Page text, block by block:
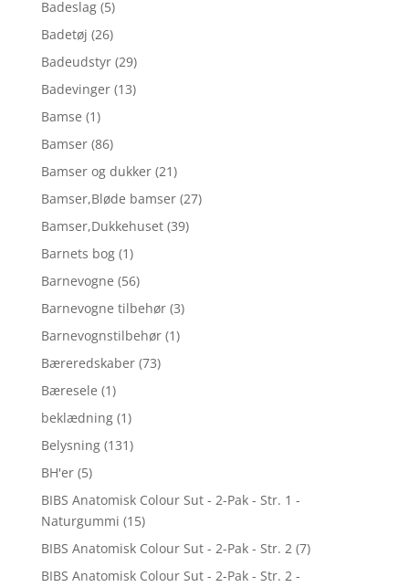
Badeslag (5)
Badetøj (26)
Badeudstyr (29)
Badevinger (13)
Bamse (1)
Bamser (86)
Bamser og dukker (21)
Bamser,Bløde bamser (27)
Bamser,Dukkehuset (39)
Barnets bog (1)
Barnevogne (56)
Barnevogne tilbehør (3)
Barnevognstilbehør (1)
Bæreredskaber (73)
Bæresele (1)
beklædning (1)
Belysning (131)
BH'er (5)
BIBS Anatomisk Colour Sut - 2-Pak - Str. 1 -
Naturgummi (15)
BIBS Anatomisk Colour Sut - 2-Pak - Str. 2 (7)
BIBS Anatomisk Colour Sut - 2-Pak - Str. 2 -